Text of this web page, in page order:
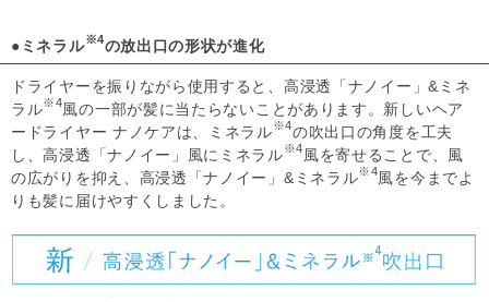
●ミネラル※4の放出口の形状が進化
ドライヤーを振りながら使用すると、高浸透「ナノイー」&ミネ
ラル※4 風の一部が髪に当たらないことがあります。新しいヘア
ードライヤー ナノケアは、ミネラル※4の吹出口の角度を工夫
し、高浸透「ナノイー」風にミネラル※4 風を寄せることで、風
の広がりを抑え、高浸透「ナノイー」&ミネラル※4 風を今までよ
りも髪に届けやすくしました。